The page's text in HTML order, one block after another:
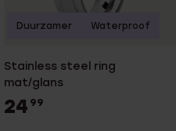
Stainless steel ring
mat/glans
24 99
Duurzamer Waterproof